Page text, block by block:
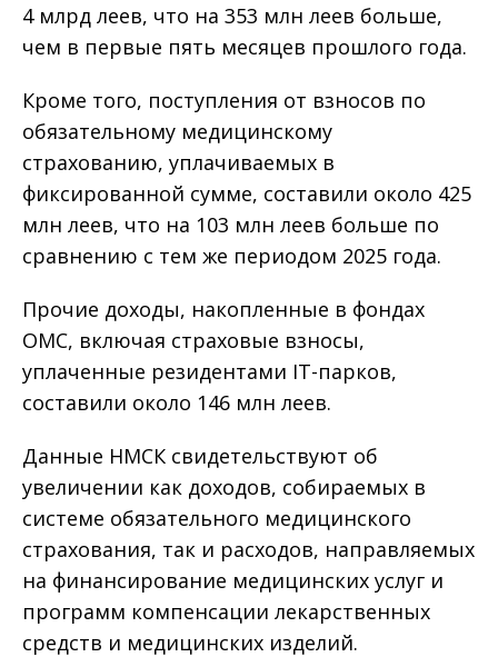
4 млрд леев, что на 353 млн леев больше,
чем в первые пять месяцев прошлого года.
Кроме того, поступления от взносов по
обязательному медицинскому
страхованию, уплачиваемых в
фиксированной сумме, составили около 425
млн леев, что на 103 млн леев больше по
сравнению с тем же периодом 2025 года.
Прочие доходы, накопленные в фондах
ОМС, включая страховые взносы,
уплаченные резидентами IT-парков,
составили около 146 млн леев.
Данные НМСК свидетельствуют об
увеличении как доходов, собираемых в
системе обязательного медицинского
страхования, так и расходов, направляемых
на финансирование медицинских услуг и
программ компенсации лекарственных
средств и медицинских изделий.